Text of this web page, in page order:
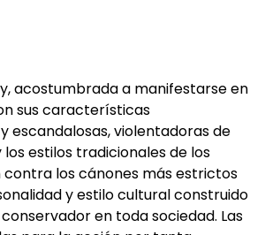
acostumbrada a manifestarse en
sus características
escandalosas, violentadoras de
estilos tradicionales de los
los cánones más estrictos
y estilo cultural construido
en toda sociedad. Las